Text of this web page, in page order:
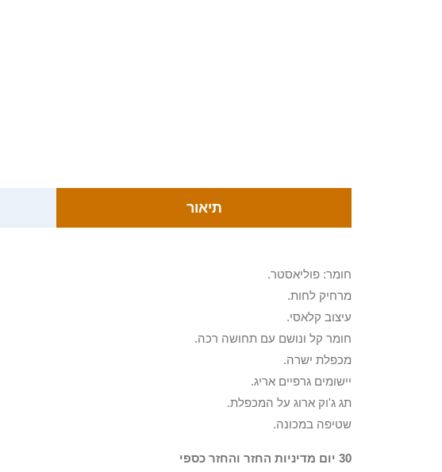
תיאור
חומר: פוליאסטר.
מרחיק לחות.
עיצוב קלאסי.
חומר קל ונושם עם תחושה רכה.
מכפלת ישרה.
יישומים גרפיים אריג.
תג ג'וק ארוג על המכפלת.
שטיפה במכונה.
30 יום מדיניות החזר והחזר כספי